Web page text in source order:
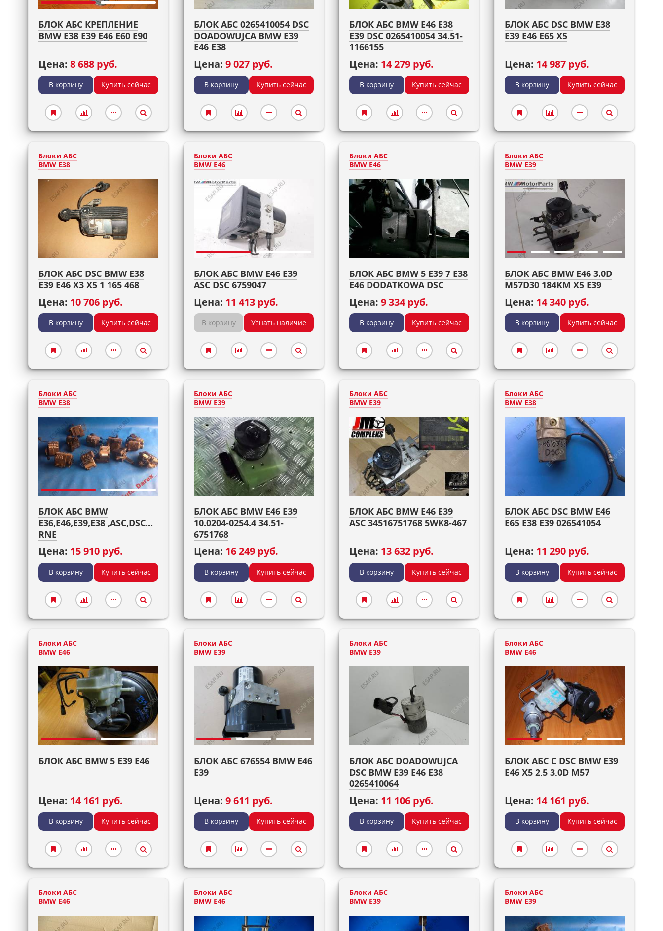
БЛОК АБС КРЕПЛЕНИЕ
BMW E38 E39 E46 E60 E90
Цена: 8 688 руб.
В корзину Купить сейчас
БЛОК АБС 0265410054 DSC
DOADOWUJCA BMW E39
E46 E38
Цена: 9 027 руб.
В корзину Купить сейчас
БЛОК АБС BMW E46 E38
E39 DSC 0265410054 34.51-
1166155
Цена: 14 279 руб.
В корзину Купить сейчас
БЛОК АБС DSC BMW E38
E39 E46 E65 X5
Цена: 14 987 руб.
В корзину Купить сейчас
Блоки АБС
BMW E38
БЛОК АБС DSC BMW E38
E39 E46 X3 X5 1 165 468
Цена: 10 706 руб.
В корзину Купить сейчас
Блоки АБС
BMW E46
БЛОК АБС BMW E46 E39
ASC DSC 6759047
Цена: 11 413 руб.
В корзину Узнать наличие
Блоки АБС
BMW E46
БЛОК АБС BMW 5 E39 7 E38
E46 DODATKOWA DSC
Цена: 9 334 руб.
В корзину Купить сейчас
Блоки АБС
BMW E39
БЛОК АБС BMW E46 3.0D
M57D30 184KM X5 E39
Цена: 14 340 руб.
В корзину Купить сейчас
Блоки АБС
BMW E38
БЛОК АБС BMW
E36,E46,E39,E38 ,ASC,DSC...
RNE
Цена: 15 910 руб.
В корзину Купить сейчас
Блоки АБС
BMW E39
БЛОК АБС BMW E46 E39
10.0204-0254.4 34.51-
6751768
Цена: 16 249 руб.
В корзину Купить сейчас
Блоки АБС
BMW E39
БЛОК АБС BMW E46 E39
ASC 34516751768 5WK8-467
Цена: 13 632 руб.
В корзину Купить сейчас
Блоки АБС
BMW E38
БЛОК АБС DSC BMW E46
E65 E38 E39 026541054
Цена: 11 290 руб.
В корзину Купить сейчас
Блоки АБС
BMW E46
БЛОК АБС BMW 5 E39 E46
Цена: 14 161 руб.
В корзину Купить сейчас
Блоки АБС
BMW E39
БЛОК АБС 676554 BMW E46
E39
Цена: 9 611 руб.
В корзину Купить сейчас
Блоки АБС
BMW E39
БЛОК АБС DOADOWUJCA
DSC BMW E39 E46 E38
0265410064
Цена: 11 106 руб.
В корзину Купить сейчас
Блоки АБС
BMW E46
БЛОК АБС С DSC BMW E39
E46 X5 2,5 3,0D M57
Цена: 14 161 руб.
В корзину Купить сейчас
Блоки АБС
BMW E46
Блоки АБС
BMW E46
Блоки АБС
BMW E39
Блоки АБС
BMW E39